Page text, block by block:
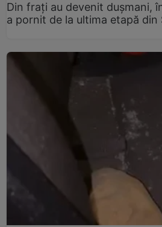
Din frați au devenit dușmani,
a pornit de la ultima etapă din